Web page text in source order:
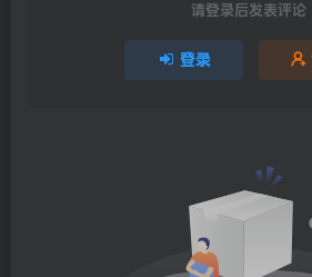
请登录后发表评论
登录